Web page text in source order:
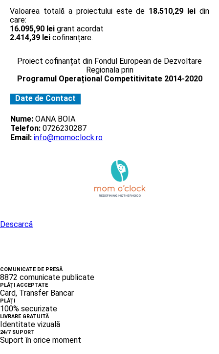
Valoarea totală a proiectului este de 18.510,29 lei din
care:
16.095,90 lei grant acordat
2.414,39 lei cofinanțare.
Proiect cofinanțat din Fondul European de Dezvoltare
Regionala prin
Programul Operațional Competitivitate 2014-2020
Date de Contact
Nume: OANA BOIA
Telefon: 0726230287
Email: info@momoclock.ro
Descarcă
COMUNICATE DE PRESĂ
8872 comunicate publicate
PLĂȚI ACCEPTATE
Card, Transfer Bancar
PLĂȚI
100% securizate
LIVRARE GRATUITĂ
Identitate vizuală
24/7 SUPORT
Suport în orice moment